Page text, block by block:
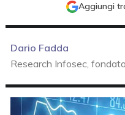
Aggiungi
Dario Fadda
Research Infosec,